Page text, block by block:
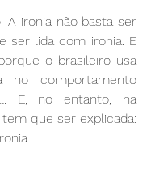
A ironia não basta ser
ser lida com ironia. E
o brasileiro usa
no comportamento
E, no entanto, na
que ser explicada: